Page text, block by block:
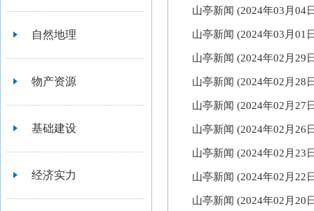
自然地理
物产资源
基础建设
经济实力
山亭新闻 (2024年03月04
山亭新闻 (2024年03月01
山亭新闻 (2024年02月29
山亭新闻 (2024年02月28
山亭新闻 (2024年02月27
山亭新闻 (2024年02月26
山亭新闻 (2024年02月23
山亭新闻 (2024年02月22
山亭新闻 (2024年02月20